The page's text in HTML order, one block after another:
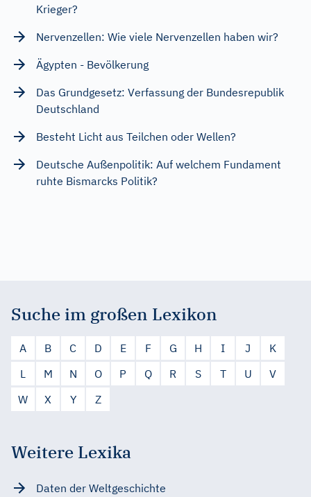
Krieger?
Nervenzellen: Wie viele Nervenzellen haben wir?
Ägypten - Bevölkerung
Das Grundgesetz: Verfassung der Bundesrepublik
Deutschland
Besteht Licht aus Teilchen oder Wellen?
Deutsche Außenpolitik: Auf welchem Fundament
ruhte Bismarcks Politik?
Suche im großen Lexikon
A B C D E F G H I J
K
L
M N O P Q R S T U
V
W
X Y Z
Weitere Lexika
Daten der Weltgeschichte